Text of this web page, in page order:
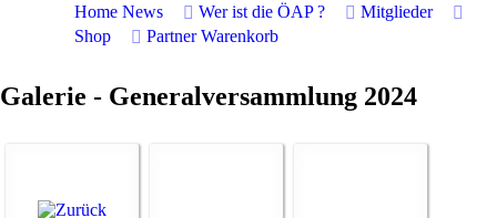
Home News Wer ist die ÖAP ?
Mitglieder
Shop
Partner Warenkorb
Galerie - Generalversammlung 2024